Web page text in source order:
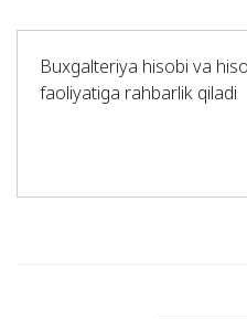
Buxgalteriya hisobi va
faoliyatiga rahbarlik qiladi